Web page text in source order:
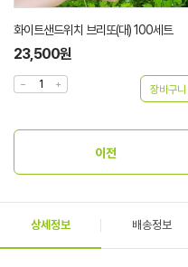
화이트샌드위치 브리또(대) 100세트
23,500원
상세정보 배송정보